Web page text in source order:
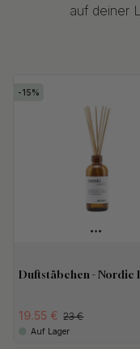
auf deiner
15
Duftstäbchen - Nordic
19.55 € 23 €
Auf Lager